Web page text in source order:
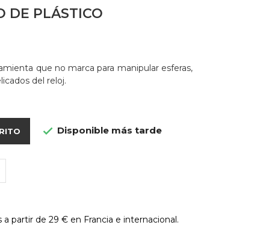
DE PLÁSTICO
que no marca para manipular esferas,
del reloj.
 Disponible más tarde
a partir de 29 € en Francia e internacional.